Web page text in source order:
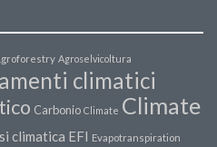
Agroselvicoltura
climatici
Carbonio Climate Climate
climatica EFI Evapotranspiration